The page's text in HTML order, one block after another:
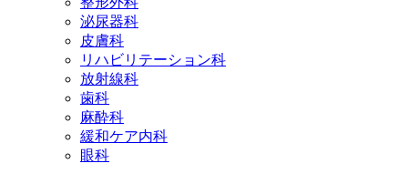
泌尿器科
皮膚科
リハビリテーション科
放射線科
歯科
麻酔科
緩和ケア内科
眼科